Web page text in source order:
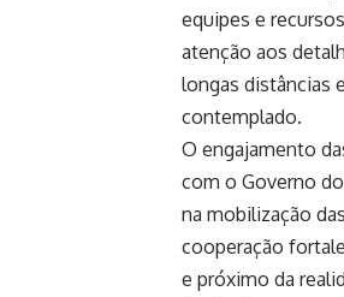
equipes e
atenção aos
longas distâncias
contemplado.
O engajamento
com o Governo
na mobilização
cooperação
e próximo da